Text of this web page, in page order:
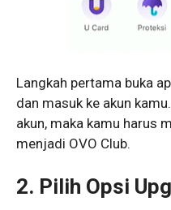
Langkah pertama buka
dan masuk ke akun
akun, maka kamu harus
menjadi OVO Club.
2. Pilih Opsi